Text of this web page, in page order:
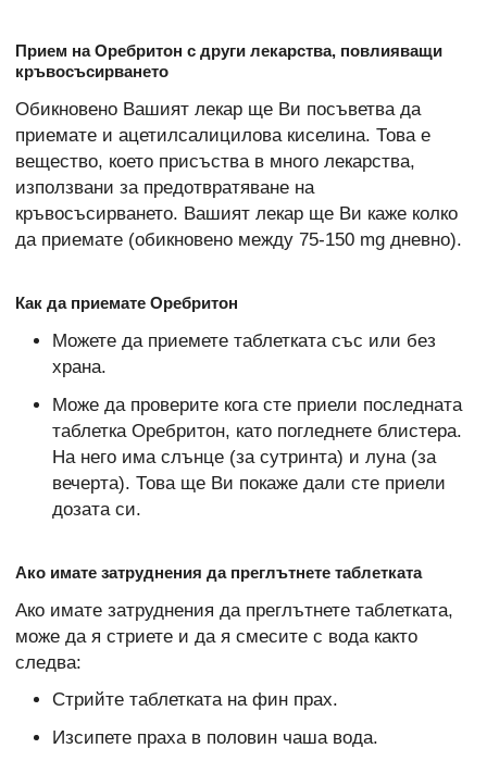
Прием на Оребритон с други лекарства, повлияващи
кръвосъсирването
Обикновено Вашият лекар ще Ви посъветва да
приемате и ацетилсалицилова киселина. Това е
вещество, което присъства в много лекарства,
използвани за предотвратяване на
кръвосъсирването. Вашият лекар ще Ви каже колко
да приемате (обикновено между 75-150 mg дневно).
Как да приемате Оребритон
Можете да приемете таблетката със или без
храна.
Може да проверите кога сте приели последната
таблетка Оребритон, като погледнете блистера.
На него има слънце (за сутринта) и луна (за
вечерта). Това ще Ви покаже дали сте приели
дозата си.
Ако имате затруднения да преглътнете таблетката
Ако имате затруднения да преглътнете таблетката,
може да я стриете и да я смесите с вода както
следва:
Стрийте таблетката на фин прах.
Изсипете праха в половин чаша вода.